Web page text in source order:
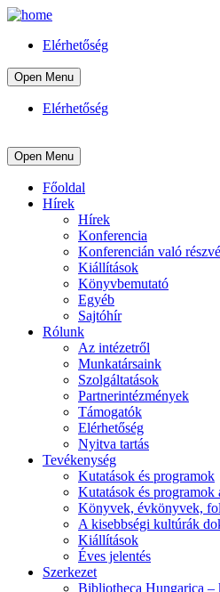
Elérhetőség
Open Menu
Elérhetőség
Open Menu
Főoldal
Hírek
Hírek
Konferencia
Konferencián való
Kiállítások
Könyvbemutató
Egyéb
Sajtóhír
Rólunk
Az intézetről
Munkatársaink
Szolgáltatások
Partnerintézmények
Támogatók
Elérhetőség
Nyitva tartás
Tevékenység
Kutatások és programok
Kutatások és programok
Könyvek, évkönyvek,
A kisebbségi kultúrák
Kiállítások
Éves jelentés
Szerkezet
Bibliotheca Hungarica –